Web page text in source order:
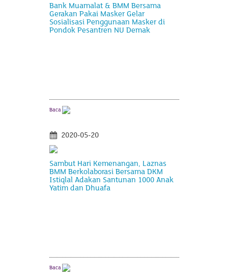
Bank Muamalat & BMM Bersama
Gerakan Pakai Masker Gelar
Sosialisasi Penggunaan Masker di
Pondok Pesantren NU Demak
Baca
2020-05-20
Sambut Hari Kemenangan, Laznas
BMM Berkolaborasi Bersama DKM
Istiqlal Adakan Santunan 1000 Anak
Yatim dan Dhuafa
Baca